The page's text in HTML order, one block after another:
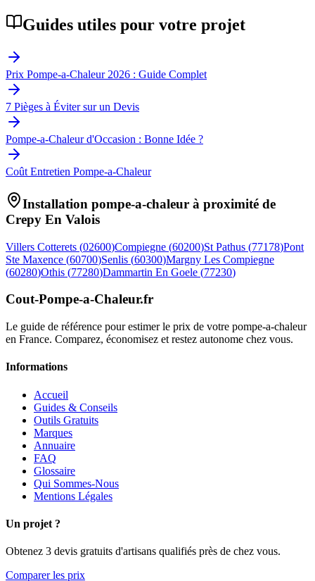
Guides utiles pour votre projet
Prix Pompe-a-Chaleur 2026 : Guide Complet
7 Pièges à Éviter sur un Devis
Pompe-a-Chaleur d'Occasion : Bonne Idée ?
Coût Entretien Pompe-a-Chaleur
Installation pompe-a-chaleur à proximité de
Crepy En Valois
Villers Cotterets (02600)Compiegne (60200)St Pathus (77178)Pont
Ste Maxence (60700)Senlis (60300)Margny Les Compiegne
(60280)Othis (77280)Dammartin En Goele (77230)
Cout-Pompe-a-Chaleur.fr
Le guide de référence pour estimer le prix de votre pompe-a-chaleur
en France. Comparez, économisez et restez autonome chez vous.
Informations
Accueil
Guides & Conseils
Outils Gratuits
Marques
Annuaire
FAQ
Glossaire
Qui Sommes-Nous
Mentions Légales
Un projet ?
Obtenez 3 devis gratuits d'artisans qualifiés près de chez vous.
Comparer les prix